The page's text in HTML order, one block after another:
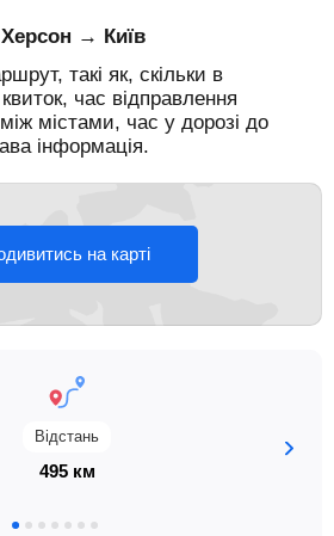
Херсон → Київ
такі як, скільки в
час відправлення
містами, час у дорозі до
інформація.
на карті
Відстань
495 км